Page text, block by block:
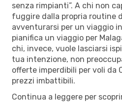
senza rimpianti”. A chi non
fuggire dalla propria routine
avventurarsi per un viaggio in
pianifica un viaggio per
chi, invece, vuole lasciarsi
tua intenzione, non
offerte imperdibili per voli da
prezzi imbattibili.
Continua a leggere per